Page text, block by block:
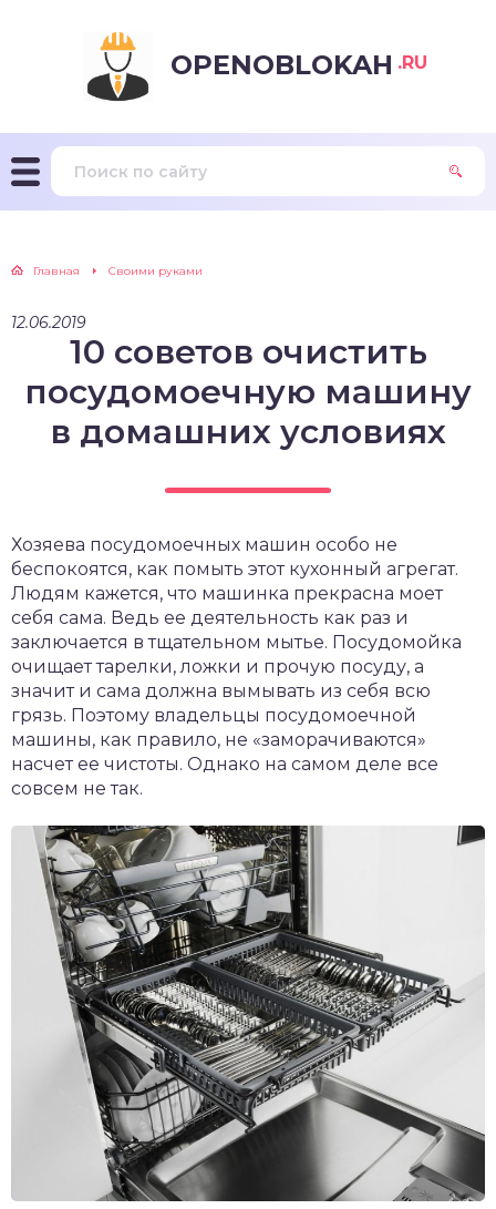
OPENOBLOKAH .RU
Главная Своими руками
12.06.2019
10 советов очистить
посудомоечную машину
в домашних условиях
Хозяева посудомоечных машин особо не
беспокоятся, как помыть этот кухонный агрегат.
Людям кажется, что машинка прекрасна моет
себя сама. Ведь ее деятельность как раз и
заключается в тщательном мытье. Посудомойка
очищает тарелки, ложки и прочую посуду, а
значит и сама должна вымывать из себя всю
грязь. Поэтому владельцы посудомоечной
машины, как правило, не «заморачиваются»
насчет ее чистоты. Однако на самом деле все
совсем не так.